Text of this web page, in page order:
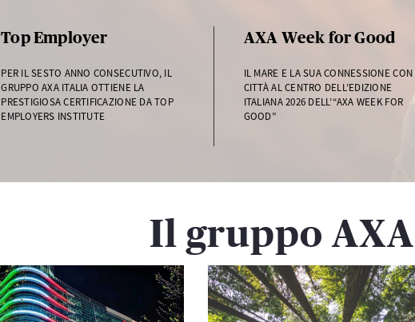
Top Employer
PER IL SESTO ANNO CONSECUTIVO, IL
GRUPPO AXA ITALIA OTTIENE LA
PRESTIGIOSA CERTIFICAZIONE DA TOP
EMPLOYERS INSTITUTE
AXA Week for Good
IL MARE E LA SUA CONNESSIONE CON
CITTÀ AL CENTRO DELL’EDIZIONE
ITALIANA 2026 DELL’“AXA WEEK FOR
GOOD”
Il gruppo